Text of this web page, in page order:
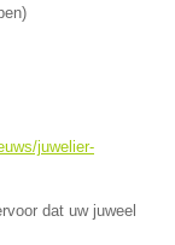
)
juwelier-
dat uw juweel